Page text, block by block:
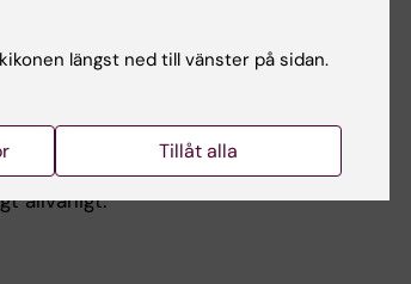
blir så pass
leder till det. Utan
går framåt,
som till lungor eller
till hjärnan. Där
slags förkärlek
allvarligt.
längst ned till vänster på sidan.
Tillåt alla